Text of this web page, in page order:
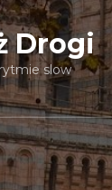
Drogi
slow